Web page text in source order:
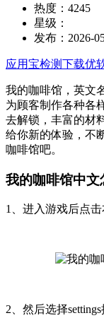
热度： 4245
星级：
发布： 2026-
应用宝检测下载优
我的咖啡馆，英文
为顾客制作各种各
去解锁，丰富的材
给你新的体验，不
咖啡馆吧。
我的咖啡馆中文
1、进入游戏后点
2、然后选择settings